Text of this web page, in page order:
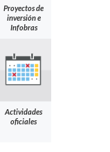
Proyectos de
inversión e
Infobras
Actividades
oficiales